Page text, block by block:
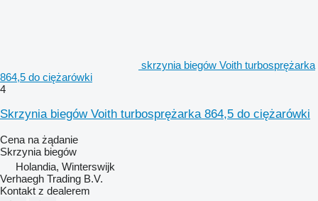
skrzynia biegów Voith turbosprężarka
864,5 do ciężarówki
4
Skrzynia biegów Voith turbosprężarka 864,5 do ciężarówki
Cena na żądanie
Skrzynia biegów
Holandia, Winterswijk
Verhaegh Trading B.V.
Kontakt z dealerem